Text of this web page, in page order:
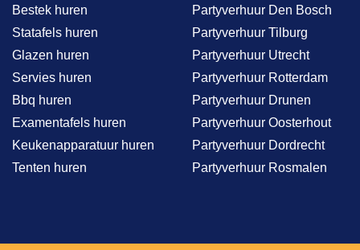
Bestek huren
Statafels huren
Glazen huren
Servies huren
Bbq huren
Examentafels huren
Keukenapparatuur huren
Tenten huren
Partyverhuur Den Bosch
Partyverhuur Tilburg
Partyverhuur Utrecht
Partyverhuur Rotterdam
Partyverhuur Drunen
Partyverhuur Oosterhout
Partyverhuur Dordrecht
Partyverhuur Rosmalen